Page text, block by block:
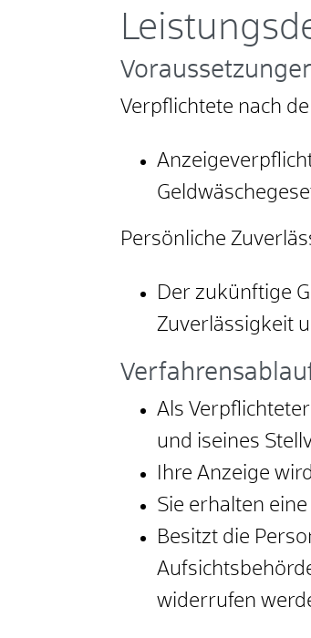
Verpflichtete nach
Persönliche
Der zukünftige
Zuverlässigkeit
Als
und iseines
Ihre Anzeige
Sie erhalten
Besitzt die
widerrufen